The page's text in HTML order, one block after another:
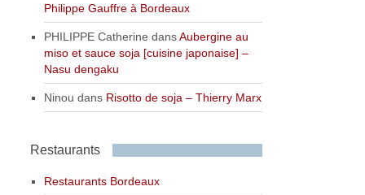
Philippe Gauffre à Bordeaux
PHILIPPE Catherine dansAubergine au
miso et sauce soja [cuisine japonaise] –
Nasu dengaku
Ninou dans Risotto de soja – Thierry Marx
Restaurants
Restaurants Bordeaux